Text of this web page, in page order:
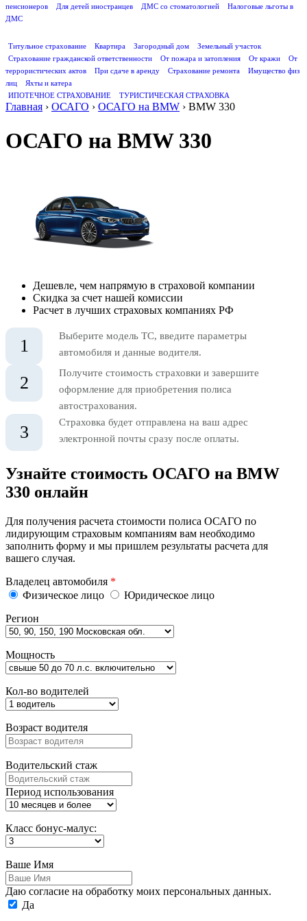
пенсионеров
Для детей иностранцев ДМС со стоматологией
Налоговые льготы в
ДМС
Титульное страхование
Квартира Загородный дом
Земельный участок
Страхование гражданской ответственности
От пожара и затопления От кражи
От
террористических актов
При сдаче в аренду Страхование ремонта
Имущество физ
лиц
Яхты и катера
ИПОТЕЧНОЕ СТРАХОВАНИЕ
ТУРИСТИЧЕСКАЯ СТРАХОВКА
Главная › ОСАГО › ОСАГО на BMW › BMW 330
ОСАГО на BMW 330
Дешевле, чем напрямую в страховой компании
Скидка за счет нашей комиссии
Расчет в лучших страховых компаниях РФ
1
Выберите модель ТС, введите параметры
автомобиля и данные водителя.
2
Получите стоимость страховки и завершите
оформление для приобретения полиса
автострахования.
3
Страховка будет отправлена на ваш адрес
электронной почты сразу после оплаты.
Узнайте стоимость ОСАГО на BMW
330 онлайн
Для получения расчета стоимости полиса ОСАГО по
лидирующим страховым компаниям вам необходимо
заполнить форму и мы пришлем результаты расчета для
вашего случая.
Владелец автомобиля *
Физическое лицо
Юридическое лицо
Регион
Мощность
Кол-во водителей
Возраст водителя
Водительский стаж
Период использования
Класс бонус-малус:
Ваше Имя
Даю согласие на обработку моих персональных данных.
Да